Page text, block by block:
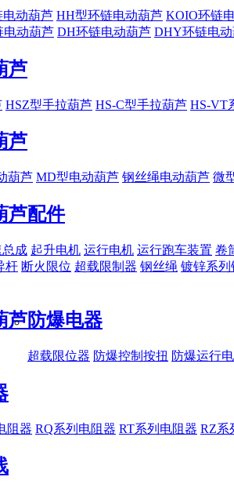
电动葫芦 HH型环链电动葫芦 KOIO环链
电动葫芦 DH环链电动葫芦 DHY环链电
芦
HSZ型手拉葫芦 HS-C型手拉葫芦 HS-VT
芦
葫芦 MD型电动葫芦 钢丝绳电动葫芦 微
芦配件
成 起升电机 运行电机 运行跑车装置 卷
杆 断火限位 超载限制器 钢丝绳 镀锌系列
芦防爆电器
超载限位器 防爆控制按扭 防爆运行
阻器 RQ系列电阻器 RT系列电阻器 RZ系